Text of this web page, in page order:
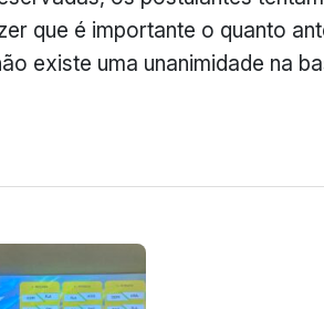
que é importante o quanto
existe uma unanimidade na